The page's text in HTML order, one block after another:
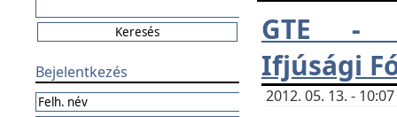
Bejelentkezés
GTE -
Ifjúsági
2012. 05. 13. -